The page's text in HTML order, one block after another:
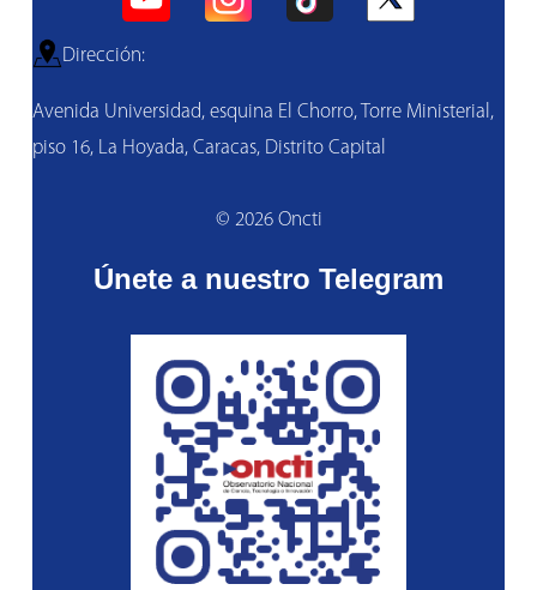
Dirección:
Avenida Universidad, esquina El Chorro, Torre Ministerial,
piso 16, La Hoyada, Caracas, Distrito Capital
© 2026 Oncti
Únete a nuestro Telegram